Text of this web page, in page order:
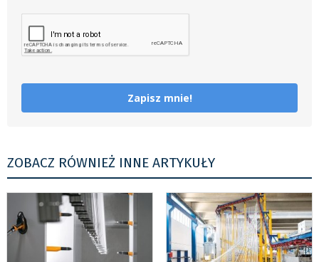
Zapisz mnie!
ZOBACZ RÓWNIEŻ INNE ARTYKUŁY